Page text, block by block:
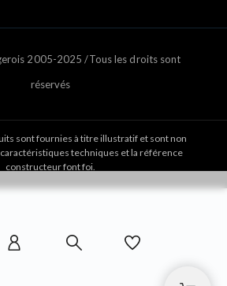
2005-2025 /Tous les droits sont
réservés
sont fournies à titre illustratif et sont non
techniques et la référence
constructeur font foi.